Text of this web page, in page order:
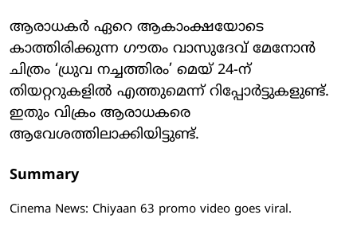
ആരാധകർ ഏറെ ആകാംക്ഷയോടെ
കാത്തിരിക്കുന്ന ഗൗതം വാസുദേവ് മേനോൻ
ചിത്രം ‘ധ്രുവ നച്ചത്തിരം’ മെയ് 24-ന്
തിയറ്ററുകളിൽ എത്തുമെന്ന് റിപ്പോർട്ടുകളുണ്ട്.
ഇതും വിക്രം ആരാധകരെ
ആവേശത്തിലാക്കിയിട്ടുണ്ട്.
Summary
Cinema News: Chiyaan 63 promo video goes viral.